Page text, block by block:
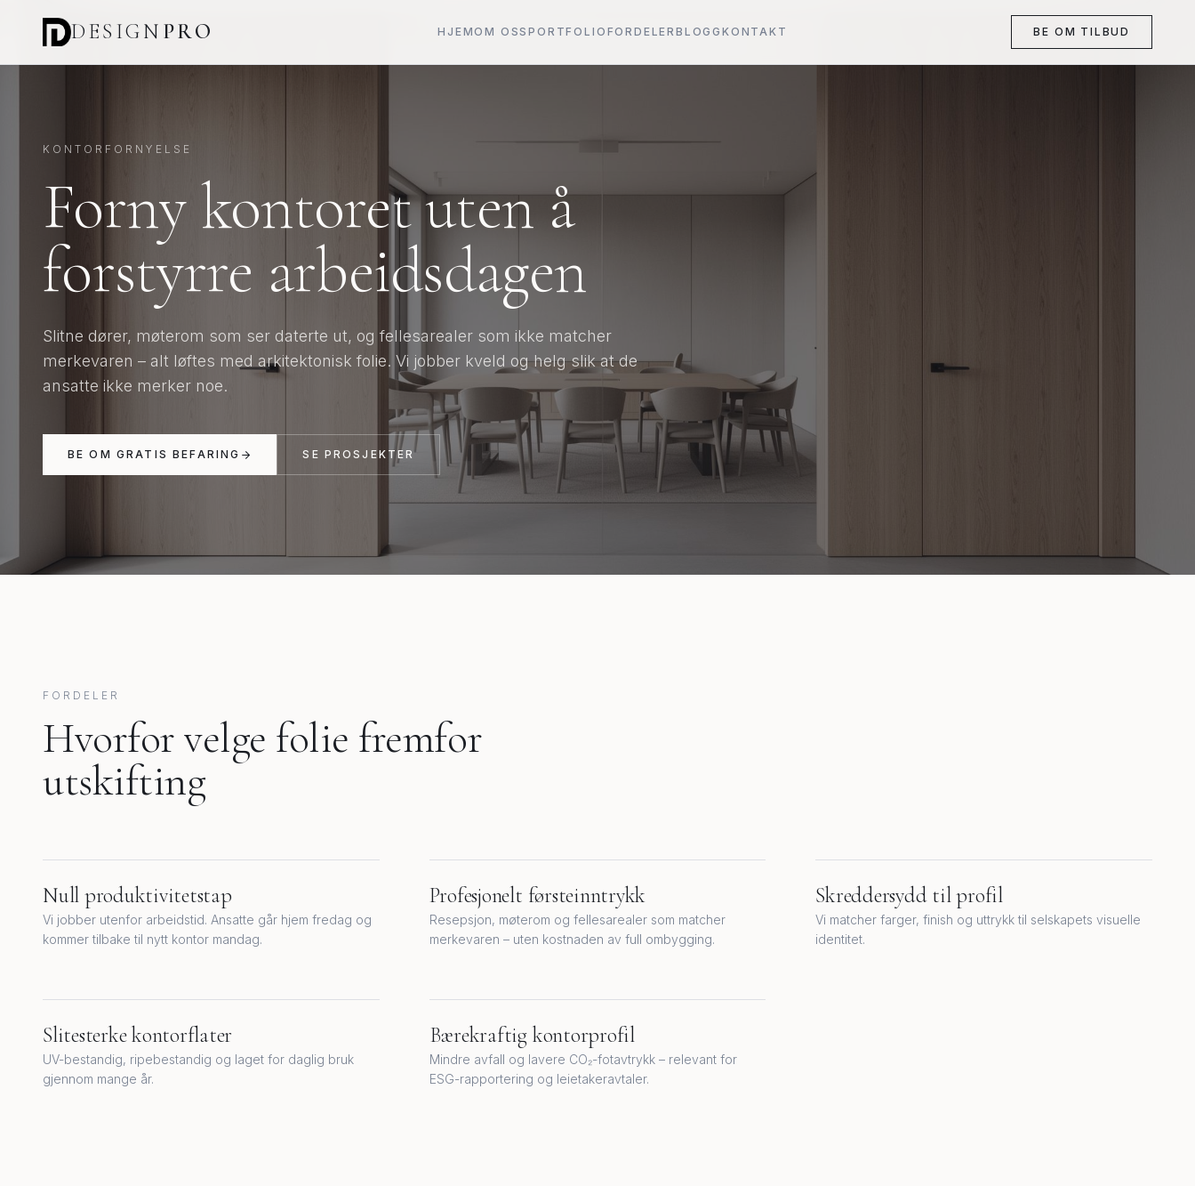
DESIGN PRO HJEMOM OSSPORTFOLIO FORDELER BLOGG KONTAKT BE OM TILBUD
KONTORFORNYELSE
Forny kontoret uten å
forstyrre arbeidsdagen
Slitne dører, møterom som ser daterte ut, og fellesarealer som ikke matcher
merkevaren – alt løftes med arkitektonisk folie. Vi jobber kveld og helg slik at de
ansatte ikke merker noe.
BE OM GRATIS BEFARING SE PROSJEKTER
FORDELER
Hvorfor velge folie fremfor
utskifting
Null produktivitetstap
Vi jobber utenfor arbeidstid. Ansatte går hjem fredag og
kommer tilbake til nytt kontor mandag.
Profesjonelt førsteinntrykk
Resepsjon, møterom og fellesarealer som matcher
merkevaren – uten kostnaden av full ombygging.
Skreddersydd til profil
Vi matcher farger, finish og uttrykk til selskapets visuelle
identitet.
Slitesterke kontorflater
UV-bestandig, ripebestandig og laget for daglig bruk
gjennom mange år.
Bærekraftig kontorprofil
Mindre avfall og lavere CO₂-fotavtrykk – relevant for
ESG-rapportering og leietakeravtaler.